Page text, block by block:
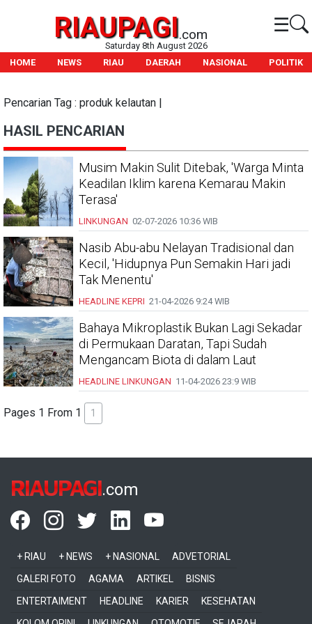
RIAUPAGI.com ☰
Saturday 8th August 2026
HOME
NEWS RIAU DAERAH NASIONAL POLITIK
Pencarian Tag : produk kelautan |
HASIL PENCARIAN
Musim Makin Sulit Ditebak, 'Warga Minta
Keadilan Iklim karena Kemarau Makin
Terasa'
LINKUNGAN 02-07-2026 10:36 WIB
Nasib Abu-abu Nelayan Tradisional dan
Kecil, 'Hidupnya Pun Semakin Hari jadi
Tak Menentu'
HEADLINE KEPRI 21-04-2026 9:24 WIB
Bahaya Mikroplastik Bukan Lagi Sekadar
di Permukaan Daratan, Tapi Sudah
Mengancam Biota di dalam Laut
HEADLINE LINKUNGAN 11-04-2026 23:9 WIB
Pages 1 From 1 1
RIAUPAGI.com
+ RIAU + NEWS + NASIONAL
ADVETORIAL
GALERI FOTO
AGAMA ARTIKEL
BISNIS
ENTERTAIMENT
HEADLINE KARIER
KESEHATAN